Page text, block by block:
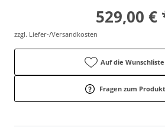
529,00 €
zzgl. Liefer-/Versandkosten
Auf die Wunschliste
Fragen zum Produkt